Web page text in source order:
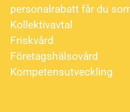
personalrabatt får du
Kollektivavtal
Friskvård
Företagshälsovård
Kompetensutveckling